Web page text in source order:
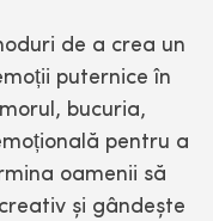
de a crea un
puternice în
bucuria,
pentru a
oamenii să
și gândește